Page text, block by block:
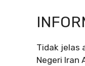
Tidak jelas
Negeri Iran